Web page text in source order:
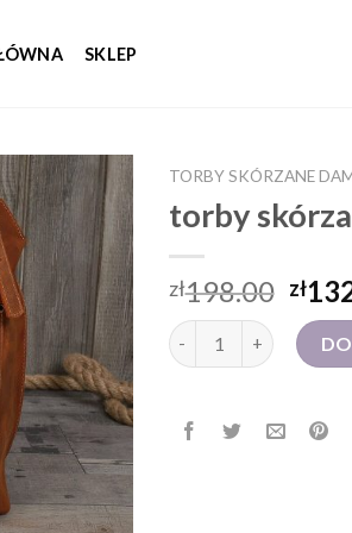
SKLEP
TORBY SKÓRZANE
torby
zł198.00 zł
ilość torby skórzane